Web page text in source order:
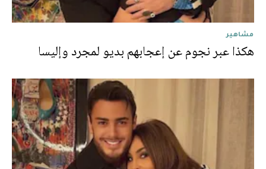
مشاهير
هكذا عبر نجوم عن إعجابهم بديو لمجرد وإليسا